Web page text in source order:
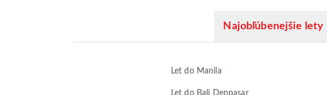
Najobľúbenejšie lety
Let do Manila
Let do Bali Denpasar